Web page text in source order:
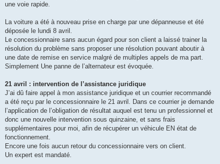
une voie rapide.
La voiture a été à nouveau prise en charge par une dépanneuse et été
déposée le lundi 8 avril.
Le concessionnaire sans aucun égard pour son client a laissé trainer la
résolution du problème sans proposer une résolution pouvant aboutir à
une date de remise en service malgré de multiples appels de ma part.
Simplement Une panne de l’alternateur est évoquée.
21 avril : intervention de l’assistance juridique
J’ai dû faire appel à mon assistance juridique et un courrier recommandé
a été reçu par le concessionnaire le 21 avril. Dans ce courrier je demande
l’application de l’obligation de résultat auquel est tenu un professionnel et
donc une nouvelle intervention sous quinzaine, et sans frais
supplémentaires pour moi, afin de récupérer un véhicule EN état de
fonctionnement.
Encore une fois aucun retour du concessionnaire vers on client.
Un expert est mandaté.